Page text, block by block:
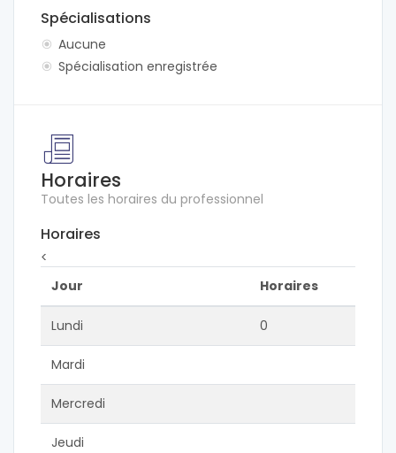
Spécialisations
Aucune
Spécialisation enregistrée
Horaires
Toutes les horaires du professionnel
Horaires
<
Jour
Horaires
Lundi 0
Mardi
Mercredi
Jeudi